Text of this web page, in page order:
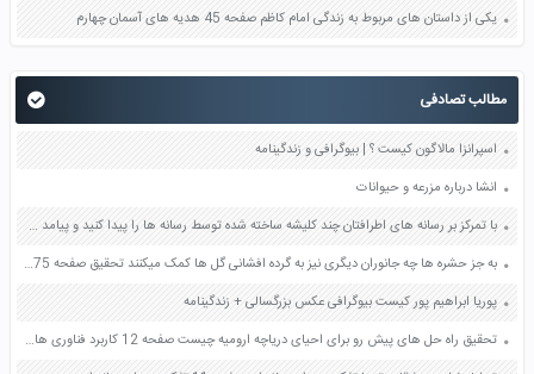
یکی از داستان های مربوط به زندگی امام کاظم صفحه 45 هدیه های آسمان چهارم
مطالب تصادفی
اسپرانزا مالاگون کیست ؟ | بیوگرافی و زندگینامه
انشا درباره مزرعه و حیوانات
با تمرکز بر رسانه های اطرافتان چند کلیشه ساخته شده توسط رسانه ها را پیدا کنید و پیامد های پذیرفتن آن کلیشه را بنویسید در این میان مشخص کنید کدام یک از این کلیشه ها بار ارزشی مثبت دارد صفحه 39 تفکر و سواد رسانه ای دهم
به جز حشره ها چه جانوران دیگری نیز به گرده افشانی گل ها کمک میکنند تحقیق صفحه 75 علوم هشتم
پوریا ابراهیم پور کیست بیوگرافی عکس بزرگسالی + زندگینامه
تحقیق راه حل های پیش رو برای احیای دریاچه ارومیه چیست صفحه 12 کاربرد فناوری های نوین یازدهم